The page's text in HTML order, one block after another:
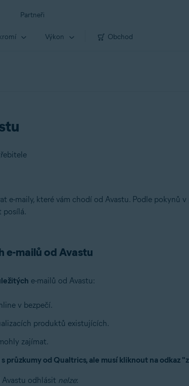
Partneři
Výkon Obchod
e-maily, které vám chodí od Avastu. Podle
posílá.
e-mailů od Avastu
e-mailů od Avastu:
v bezpečí.
produktů existujících.
zajímat.
průzkumy od Qualtrics, ale musí kliknout na odkaz
Avastu odhlásit nelze: